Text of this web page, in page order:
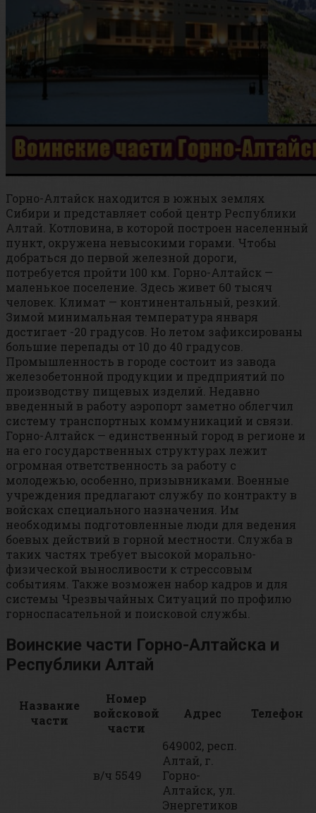
Горно-Алтайск находится в южных землях
Сибири и представляет собой центр Республики
Алтай. Котловина, в которой построен населенный
пункт, окружена невысокими горами. Чтобы
добраться до первой железной дороги,
потребуется пройти 100 км. Горно-Алтайск —
маленькое поселение. Здесь живет 60 тысяч
человек. Климат — континентальный, резкий.
Зимой минимальная температура января
достигает -20 градусов. Но летом зафиксированы
большие перепады от 10 до 40 градусов.
Промышленность в городе состоит из завода
железобетонной продукции и предприятий по
производству пищевых изделий. Недавно
введенный в работу аэропорт заметно облегчил
систему транспортных коммуникаций и связи.
Горно-Алтайск — единственный город в регионе и
на его государственных структурах лежит
огромная ответственность за работу с
молодежью, особенно, призывниками. Военные
учреждения предлагают службу по контракту в
войсках специального назначения. Им
необходимы подготовленные люди для ведения
боевых действий в горной местности. Служба в
таких частях требует высокой морально-
физической выносливости к стрессовым
событиям. Также возможен набор кадров и для
системы Чрезвычайных Ситуаций по профилю
горноспасательной и поисковой службы.
Воинские части Горно-Алтайска и
Республики Алтай
Название
части
Номер
войсковой
части
Адрес Телефон
в/ч 5549
649002, респ.
Алтай, г.
Горно-
Алтайск, ул.
Энергетиков